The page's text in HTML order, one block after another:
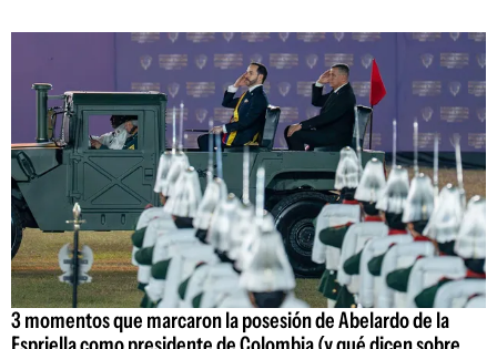
3 momentos que marcaron la posesión de Abelardo de la